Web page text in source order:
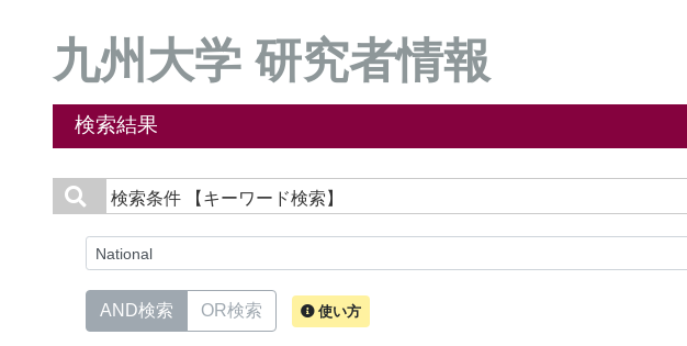
九州大学 研究者情報
検索結果
検索条件 【キーワード検索】
AND検索 OR検索 使い方